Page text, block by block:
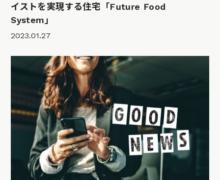
イストを実現する住宅「Future Food
System」
2023.01.27